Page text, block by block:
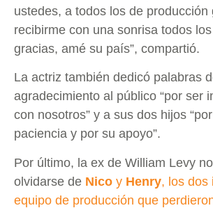
ustedes, a todos los de producción
recibirme con una sonrisa todos
gracias, amé su país”, compartió.
La actriz también dedicó palabras
agradecimiento al público “por ser
con nosotros” y a sus dos hijos
paciencia y por su apoyo”.
Por último, la ex de William Levy
olvidarse de Nico y Henry, los dos
equipo de producción que